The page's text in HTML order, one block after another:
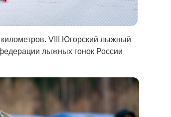
километров. VIII Югорский лыжный
лыжных гонок России